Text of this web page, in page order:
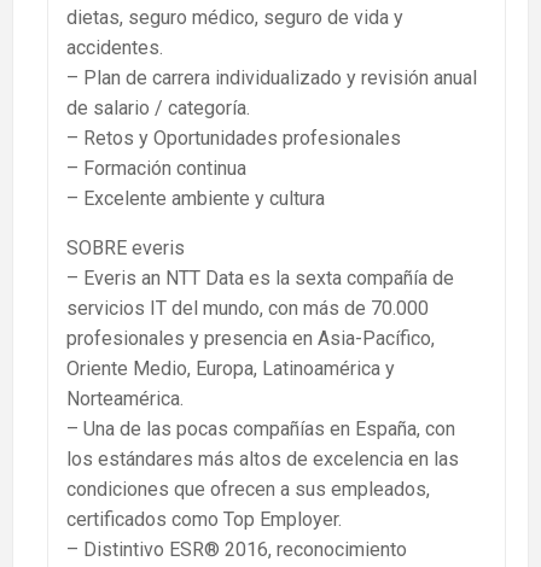
dietas, seguro médico, seguro de vida y
accidentes.
– Plan de carrera individualizado y revisión anual
de salario / categoría.
– Retos y Oportunidades profesionales
– Formación continua
– Excelente ambiente y cultura
SOBRE everis
– Everis an NTT Data es la sexta compañía de
servicios IT del mundo, con más de 70.000
profesionales y presencia en Asia-Pacífico,
Oriente Medio, Europa, Latinoamérica y
Norteamérica.
– Una de las pocas compañías en España, con
los estándares más altos de excelencia en las
condiciones que ofrecen a sus empleados,
certificados como Top Employer.
– Distintivo ESR® 2016, reconocimiento